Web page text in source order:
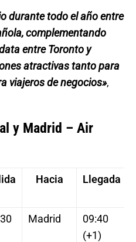
durante todo el año entre
complementando
entre Toronto y
atractivas tanto para
viajeros de negocios»,
y Madrid – Air
Hacia Llegada
Madrid
09:40
(+1)